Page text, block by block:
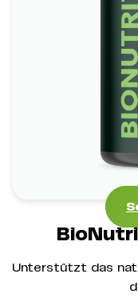
Unterstützt
Pflegt die
Unterstützt das